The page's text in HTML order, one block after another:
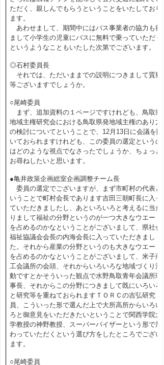
ただく、親しんでもらうということをいたしており
ます。
あわせまして、期間中にはバス事業者の協力も得
まして小学生の児童にバスに無料で乗っていただく
というようなこともいたした次第でございます。
◎石村委員長
それでは、ただいままでの説明につきまして質疑
等ございますでしょうか。
○尾崎委員
まず、追加資料の１ページですけれども、鳥取県
地域主権研究会における鳥取県発地域主権のあり方
の検討についてということで、12月13日に会議を開
いておられますけれども、この委員の選定というの
はどのような視点でなさったでしょうか、ちょっと
お尋ねしたいと思います。
●亀井政策企画総室企画調整チーム長
委員の選定でございますが、まず市町村の代表と
いうことで町村会長であります吉田三朝町長に入っ
ていただきましたし、あといろいろと考えるに当た
りまして福祉の分野というのが一つ大きなウエート
を占めるのかなということがございまして、県社会
福祉協議会会長の内海会長に入っていただきまし
た。それから産業の分野というのも大きなウエート
を占めるのかなということがございまして、米子商
工会議所の会頭、それからいろいろな地域づくり活
動ですとかそういった観点で水野鳥取青年会議所理
事長、それからこの分野につきまして既にいろいろ
と研究等を重ねておられますＴＯＲＣの吉弘研究
員、こういった形で選んだ上で大所高所からいろい
ろと御意見をいただきたいということで関西学院大
学教授の神野教授、スーパーバイザーという形で加
わっていただくという選び方をしたところでござい
ます。
○尾崎委員